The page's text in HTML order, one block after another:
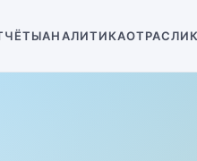
АНАЛИТИКАОТРАСЛИ